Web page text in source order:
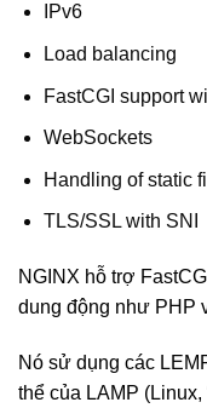
IPv6
Load balancing
FastCGI support
WebSockets
Handling of static
TLS/SSL with SNI
NGINX hỗ trợ
dung động như PHP
Nó sử dụng các
thể của LAMP (Linux,